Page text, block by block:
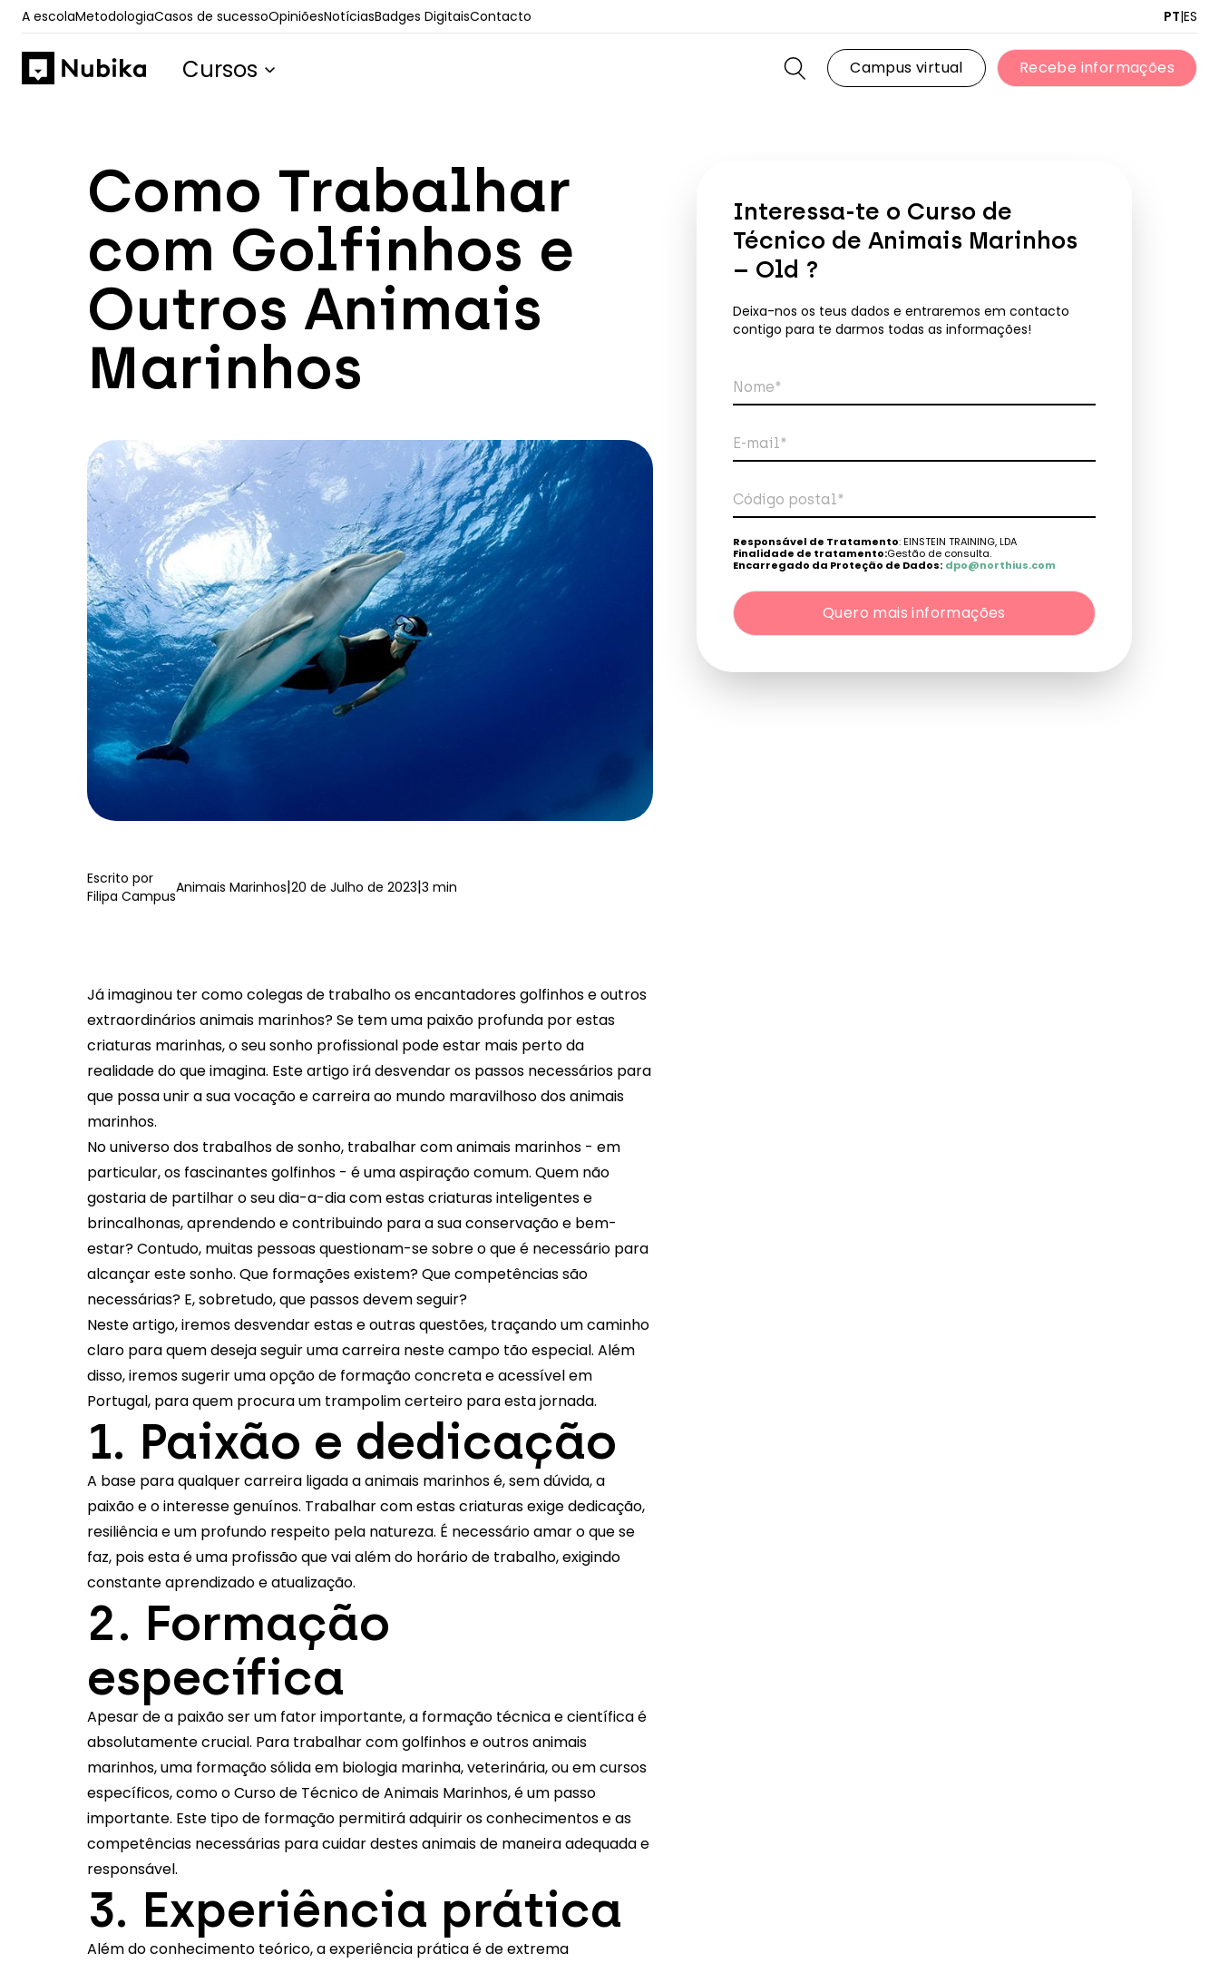
A escolaMetodologiaCasos de sucessoOpiniõesNotíciasBadges DigitaisContacto PT|ES
Cursos
Campus virtual
Campus virtual
Recebe informações
Recebe informações
Como Trabalhar
com Golfinhos e
Outros Animais
Marinhos
Escrito por
Filipa CampusAnimais Marinhos|20 de Julho de 2023|3 min
Já imaginou ter como colegas de trabalho os encantadores golfinhos e outros
extraordinários animais marinhos? Se tem uma paixão profunda por estas
criaturas marinhas, o seu sonho profissional pode estar mais perto da
realidade do que imagina. Este artigo irá desvendar os passos necessários para
que possa unir a sua vocação e carreira ao mundo maravilhoso dos animais
marinhos.
No universo dos trabalhos de sonho, trabalhar com animais marinhos - em
particular, os fascinantes golfinhos - é uma aspiração comum. Quem não
gostaria de partilhar o seu dia-a-dia com estas criaturas inteligentes e
brincalhonas, aprendendo e contribuindo para a sua conservação e bem-
estar? Contudo, muitas pessoas questionam-se sobre o que é necessário para
alcançar este sonho. Que formações existem? Que competências são
necessárias? E, sobretudo, que passos devem seguir?
Neste artigo, iremos desvendar estas e outras questões, traçando um caminho
claro para quem deseja seguir uma carreira neste campo tão especial. Além
disso, iremos sugerir uma opção de formação concreta e acessível em
Portugal, para quem procura um trampolim certeiro para esta jornada.
1. Paixão e dedicação
A base para qualquer carreira ligada a animais marinhos é, sem dúvida, a
paixão e o interesse genuínos. Trabalhar com estas criaturas exige dedicação,
resiliência e um profundo respeito pela natureza. É necessário amar o que se
faz, pois esta é uma profissão que vai além do horário de trabalho, exigindo
constante aprendizado e atualização.
2. Formação
específica
Apesar de a paixão ser um fator importante, a formação técnica e científica é
absolutamente crucial. Para trabalhar com golfinhos e outros animais
marinhos, uma formação sólida em biologia marinha, veterinária, ou em cursos
específicos, como oCurso de Técnico de Animais Marinhos, é um passo
importante. Este tipo de formação permitirá adquirir os conhecimentos e as
competências necessárias para cuidar destes animais de maneira adequada e
responsável.
3. Experiência prática
Além do conhecimento teórico, a experiência prática é de extrema
Interessa-te o Curso de
Técnico de Animais Marinhos
– Old ?
Deixa-nos os teus dados e entraremos em contacto
contigo para te darmos todas as informações!
Nome*
E-mail*
Telefone*
Código postal*
Responsável de Tratamento: EINSTEIN TRAINING, LDA
Finalidade de tratamento:Gestão de consulta.
Encarregado da Proteção de Dados: dpo@northius.com
legal. / Direitos: aceder, retificar e excluir os dados, bem como outros
direitos, conforme o explicito na
Quero mais informações
Quero mais informações